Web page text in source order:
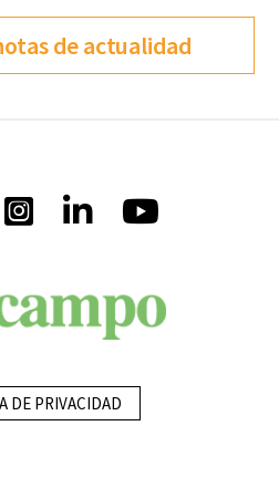
de actualidad
DE PRIVACIDAD